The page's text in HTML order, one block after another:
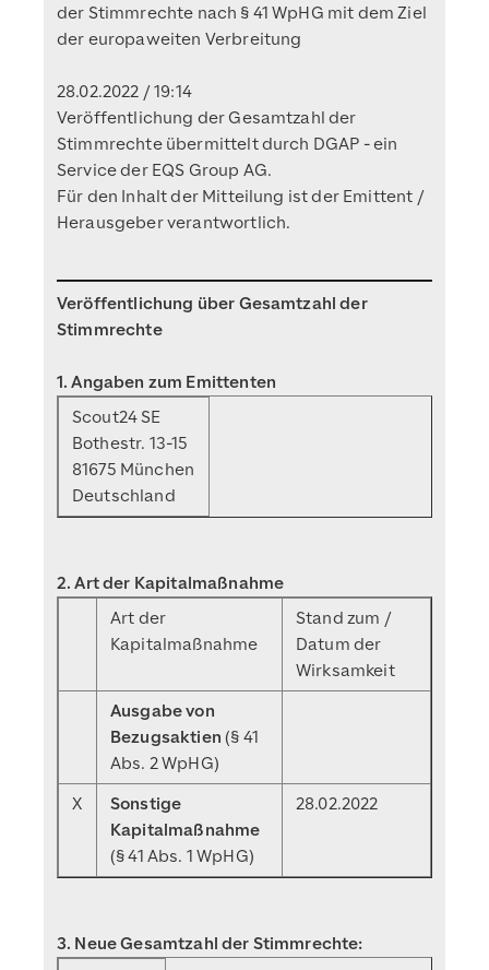
der Stimmrechte nach § 41 WpHG mit dem Ziel
der europaweiten Verbreitung
28.02.2022 / 19:14
Veröffentlichung der Gesamtzahl der
Stimmrechte übermittelt durch DGAP - ein
Service der EQS Group AG.
Für den Inhalt der Mitteilung ist der Emittent /
Herausgeber verantwortlich.
Veröffentlichung über Gesamtzahl der
Stimmrechte
1. Angaben zum Emittenten
Scout24 SE
Bothestr. 13-15
81675 München
Deutschland
2. Art der Kapitalmaßnahme
Art der
Kapitalmaßnahme
Stand zum /
Datum der
Wirksamkeit
Ausgabe von
Bezugsaktien (§ 41
Abs. 2 WpHG)
X
Sonstige
Kapitalmaßnahme
(§ 41 Abs. 1 WpHG)
28.02.2022
3. Neue Gesamtzahl der Stimmrechte: